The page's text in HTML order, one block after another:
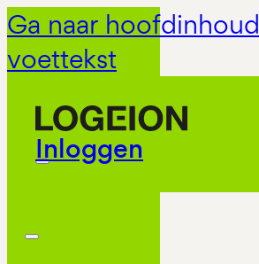
Ga naar hoofdinhoud
voettekst
Inloggen